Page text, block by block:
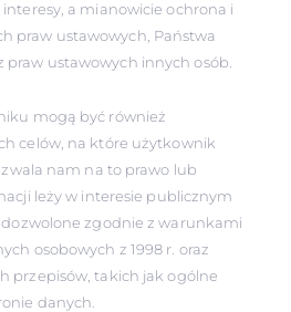
a mianowicie ochrona i
praw ustawowych, Państwa
praw ustawowych innych osób.
mogą być również
celów, na które użytkownik
nam na to prawo lub
leży w interesie publicznym
zgodnie z warunkami
osobowych z 1998 r. oraz
przepisów, takich jak ogólne
danych.